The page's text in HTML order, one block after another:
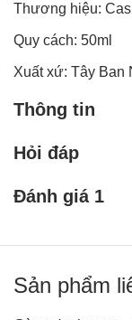
Thương hiệu:
Quy cách: 50ml
Xuất xứ: Tây Ban
Thông tin
Hỏi đáp
Đánh giá 1
Sản phẩm